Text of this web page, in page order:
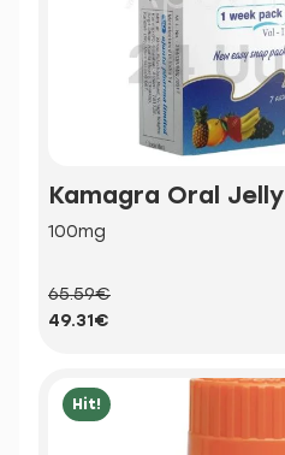
Kamagra Oral Jelly
100mg
65.59€
49.31€
Hit!